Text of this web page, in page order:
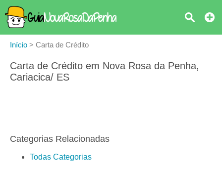
Início > Carta de Crédito
Carta de Crédito em Nova Rosa da Penha,
Cariacica/ ES
Categorias Relacionadas
Todas Categorias